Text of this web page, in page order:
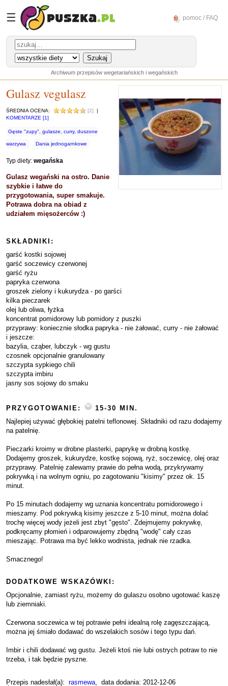
☰ pomoc / FAQ
Archiwum przepisów wegetariańskich i wegańskich
Gulasz vegulasz
ŚREDNIA OCENA: [2]
|
KOMENTARZE [1]
Gęste "zupy", gulasze, curry, duszone
warzywa Dania jednogarnkowe
Typ diety: wegańska
Gulasz wegański na ostro. Danie
szybkie i łatwe do
przygotowania, super smakuje.
Potrawa dobra na obiad z
udziałem mięsożerców :)
SKŁADNIKI:
garść kostki sojowej
garść soczewicy czerwonej
garść ryżu
papryka czerwona
groszek zielony i kukurydza - po garści
kilka pieczarek
olej lub oliwa, łyżka
koncentrat pomidorowy lub pomidory z puszki
przyprawy: koniecznie słodka papryka - nie żałować, curry - nie żałować
i jeszcze:
bazylia, cząber, lubczyk - wg gustu
czosnek opcjonalnie granulowany
szczypta sypkiego chili
szczypta imbiru
jasny sos sojowy do smaku
PRZYGOTOWANIE:
15-30 MIN.
Najlepiej używać głębokiej patelni teflonowej. Składniki od razu dodajemy
na patelnię.
Pieczarki kroimy w drobne plasterki, paprykę w drobną kostkę.
Dodajemy groszek, kukurydze, kostkę sojową, ryż, soczewicę, olej oraz
przyprawy. Patelnię zalewamy prawie do pełna wodą, przykrywamy
pokrywką i na wolnym ogniu, po zagotowaniu "kisimy" przez ok. 15
minut.
Po 15 minutach dodajemy wg uznania koncentratu pomidorowego i
mieszamy. Pod pokrywką kisimy jeszcze z 5-10 minut, można dolać
trochę więcej wody jeżeli jest zbyt "gęsto". Zdejmujemy pokrywkę,
podkręcamy płomień i odparowujemy zbędną "wodę" cały czas
mieszając. Potrawa ma być lekko wodnista, jednak nie rzadka.
Smacznego!
DODATKOWE WSKAZÓWKI:
Opcjonalnie, zamiast ryżu, możemy do gulaszu osobno ugotować kaszę
lub ziemniaki.
Czerwona soczewica w tej potrawie pełni idealną rolę zagęszczającą,
można jej śmiało dodawać do wszelakich sosów i tego typu dań.
Imbir i chili dodawać wg gustu. Jeżeli ktoś nie lubi ostrych potraw to nie
trzeba, i tak będzie pyszne.
Przepis nadesłał(a): rasmewa, data dodania: 2012-12-06